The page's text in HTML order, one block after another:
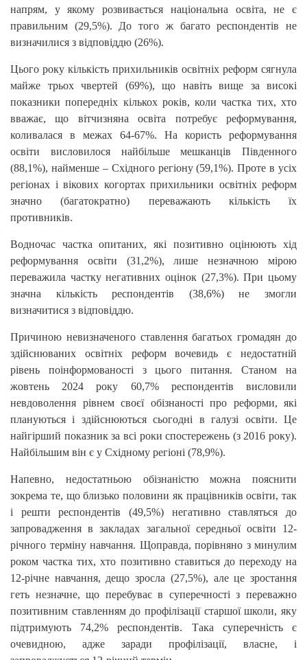
напрям, у якому розвивається національна освіта, не є
правильним (29,5%). До того ж багато респондентів не
визначилися з відповіддю (26%).
Цього року кількість прихильників освітніх реформ сягнула
майже трьох чвертей (69%), що навіть вище за високі
показники попередніх кількох років, коли частка тих, хто
вважає, що вітчизняна освіта потребує реформування,
коливалася в межах 64-67%. На користь реформування
освіти висловилося найбільше мешканців Південного
(88,1%), найменше – Східного регіону (59,1%). Проте в усіх
регіонах і вікових когортах прихильники освітніх реформ
значно (багатократно) переважають кількість їх
противників.
Водночас частка опитаних, які позитивно оцінюють хід
реформування освіти (31,2%), лише незначною мірою
переважила частку негативних оцінок (27,3%). При цьому
значна кількість респондентів (38,6%) не змогли
визначитися з відповіддю.
Причиною невизначеного ставлення багатьох громадян до
здійснюваних освітніх реформ вочевидь є недостатній
рівень поінформованості з цього питання. Станом на
жовтень 2024 року 60,7% респондентів висловили
невдоволення рівнем своєї обізнаності про реформи, які
плануються і здійснюються сьогодні в галузі освіти. Це
найгірший показник за всі роки спостережень (з 2016 року).
Найбільшим він є у Східному регіоні (78,9%).
Напевно, недостатньою обізнаністю можна пояснити
зокрема те, що близько половини як працівників освіти, так
і решти респондентів (49,5%) негативно ставляться до
запровадження в закладах загальної середньої освіти 12-
річного терміну навчання. Щоправда, порівняно з минулим
роком частка тих, хто позитивно ставиться до переходу на
12-річне навчання, дещо зросла (27,5%), але це зростання
геть незначне, що перебуває в суперечності з переважно
позитивним ставленням до профілізації старшої школи, яку
підтримують 74,2% респондентів. Така суперечність є
очевидною, адже заради профілізації, власне, і